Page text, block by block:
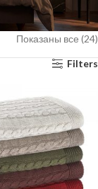
Показаны все (24)
Filters